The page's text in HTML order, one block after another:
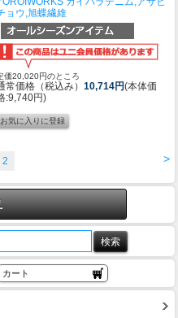
ョウ,旭蝶繊維
価20,020円のところ
常価格（税込み） 10,714円(本体価
:9,740円)
>
2
カート